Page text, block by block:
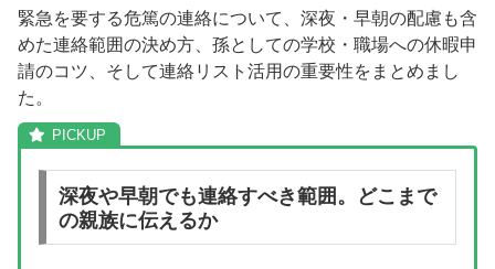
緊急を要する危篤の連絡について、深夜・早朝の配慮も含
めた連絡範囲の決め方、孫としての学校・職場への休暇申
請のコツ、そして連絡リスト活用の重要性をまとめまし
た。
深夜や早朝でも連絡すべき範囲。どこまで
の親族に伝えるか